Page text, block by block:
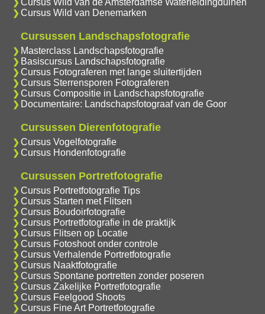
Cursus Wild van de Amsterdamse Waterleidingduinen
Cursus Wild van Denemarken
Cursussen Landschapsfotografie
Masterclass Landschapsfotografie
Basiscursus Landschapsfotografie
Cursus Fotograferen met lange sluitertijden
Cursus Sterrensporen Fotograferen
Cursus Compositie in Landschapsfotografie
Documentaire: Landschapsfotograaf van de Goor
Cursussen Dierenfotografie
Cursus Vogelfotografie
Cursus Hondenfotografie
Cursussen Portretfotografie
Cursus Portretfotografie Tips
Cursus Starten met Flitsen
Cursus Boudoirfotografie
Cursus Portretfotografie in de praktijk
Cursus Flitsen op Locatie
Cursus Fotoshoot onder controle
Cursus Verhalende Portretfotografie
Cursus Naaktfotografie
Cursus Spontane portretten zonder poseren
Cursus Zakelijke Portretfotografie
Cursus Feelgood Shoots
Cursus Fine Art Portretfotografie